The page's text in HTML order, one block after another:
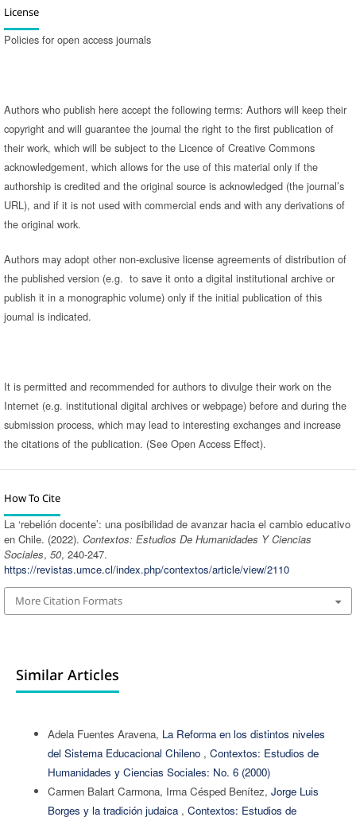
License
Policies for open access journals
Authors who publish here accept the following terms: Authors will keep their
copyright and will guarantee the journal the right to the first publication of
their work, which will be subject to the Licence of Creative Commons
acknowledgement, which allows for the use of this material only if the
authorship is credited and the original source is acknowledged (the journal’s
URL), and if it is not used with commercial ends and with any derivations of
the original work.
Authors may adopt other non-exclusive license agreements of distribution of
the published version (e.g. to save it onto a digital institutional archive or
publish it in a monographic volume) only if the initial publication of this
journal is indicated.
It is permitted and recommended for authors to divulge their work on the
Internet (e.g. institutional digital archives or webpage) before and during the
submission process, which may lead to interesting exchanges and increase
the citations of the publication. (See Open Access Effect).
How To Cite
La ‘rebelión docente’: una posibilidad de avanzar hacia el cambio educativo
en Chile. (2022). Contextos: Estudios De Humanidades Y Ciencias
Sociales, 50, 240-247.
https://revistas.umce.cl/index.php/contextos/article/view/2110
More Citation Formats
Similar Articles
Adela Fuentes Aravena, La Reforma en los distintos niveles
del Sistema Educacional Chileno , Contextos: Estudios de
Humanidades y Ciencias Sociales: No. 6 (2000)
Carmen Balart Carmona, Irma Césped Benítez, Jorge Luis
Borges y la tradición judaica , Contextos: Estudios de